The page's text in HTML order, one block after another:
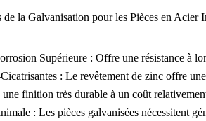
de la Galvanisation pour les Pièces en Acier
Supérieure : Offre une résistance à
: Le revêtement de zinc offre
finition très durable à un coût
: Les pièces galvanisées nécessitent